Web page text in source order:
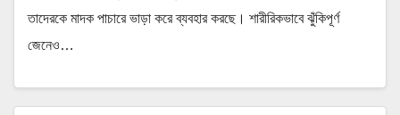
তাদেরকে মাদক পাচারে ভাড়া করে ব্যবহার করছে। শারীরিকভাবে ঝুঁকিপূর্ণ
জেনেও…